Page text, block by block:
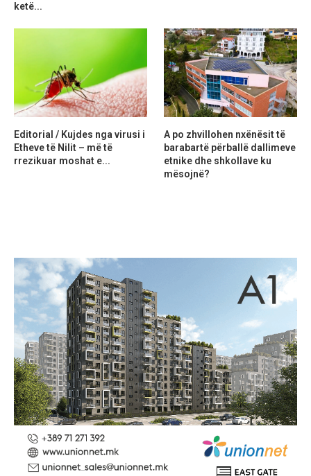
ketë...
Editorial / Kujdes nga virusi i
Etheve të Nilit – më të
rrezikuar moshat e...
A po zhvillohen nxënësit të
barabartë përballë dallimeve
etnike dhe shkollave ku
mësojnë?